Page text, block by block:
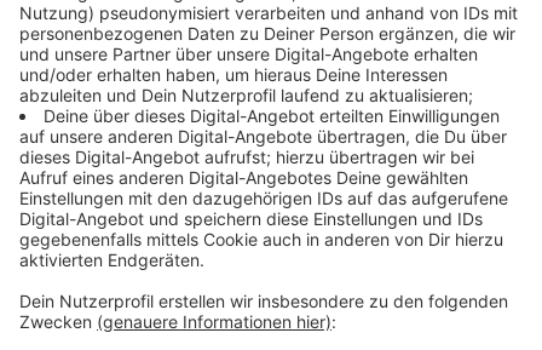
Anzeige
Weitere Infos und Links zum Thema
Anzeige
Hier die genauen Zeiten:
Fr., 03.12., 18:30 Uhr SV Darmstadt 98 - Fortuna